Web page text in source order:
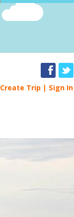
Create Trip Sign In